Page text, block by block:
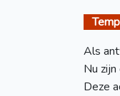
Als
Nu
Deze